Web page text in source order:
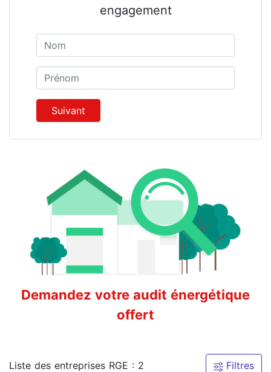
engagement
Prénom
Suivant
Demandez votre audit énergétique
offert
Liste des entreprises RGE : 2 Filtres